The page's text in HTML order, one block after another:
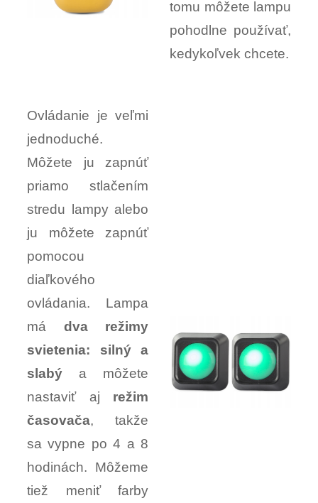
tomu môžete lampu
pohodlne používať,
kedykoľvek chcete.
Ovládanie je veľmi
jednoduché.
Môžete ju zapnúť
priamo stlačením
stredu lampy alebo
ju môžete zapnúť
pomocou
diaľkového
ovládania. Lampa
má dva režimy
svietenia: silný a
slabý a môžete
nastaviť aj režim
časovača, takže
sa vypne po 4 a 8
hodinách. Môžeme
tiež meniť farby